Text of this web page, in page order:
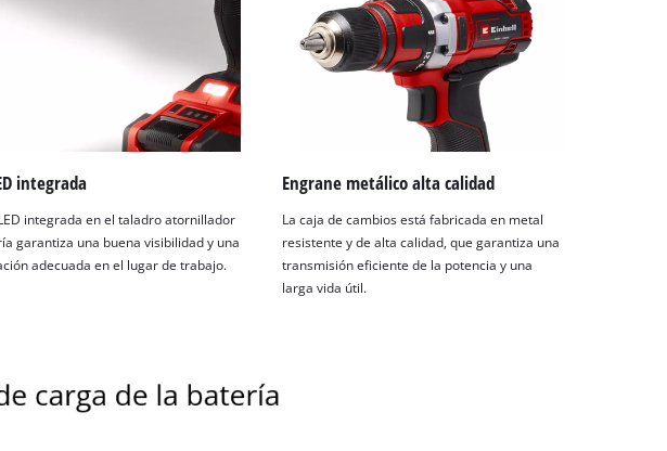
integrada
integrada en el taladro atornillador
garantiza una buena visibilidad y una
adecuada en el lugar de trabajo.
Engrane metálico alta calidad
La caja de cambios está fabricada en metal
resistente y de alta calidad, que garantiza una
transmisión eficiente de la potencia y una
larga vida útil.